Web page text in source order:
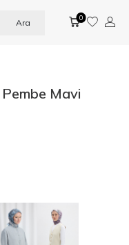
Ara 0
Mavi